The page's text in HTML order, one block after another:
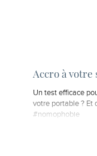
Accro à
Un test efficace
votre portable ? Et
#nomophobie